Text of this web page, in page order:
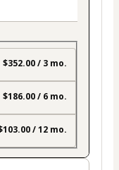
$352.00 / 3 mo.
$186.00 / 6 mo.
/ 12 mo.